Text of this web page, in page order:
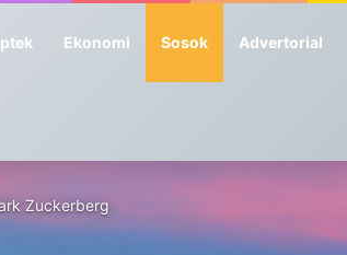
Ekonomi Sosok Advertorial
Zuckerberg